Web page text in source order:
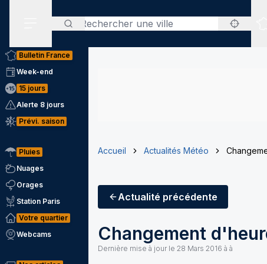
Rechercher
Bulletin France
Week-end
15 jours
Alerte 8 jours
Prévi. saison
Pluies
Nuages
Orages
Station Paris
Votre quartier
Webcams
Accueil Actualités Météo
Actualité précédente
Changement
Dernière mise à jour le 28 Mars 2016 à à